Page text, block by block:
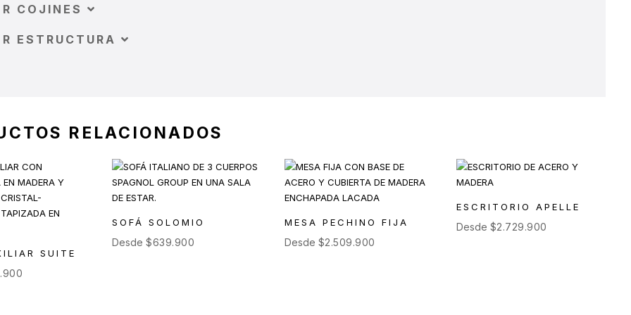
COJINES
ESTRUCTURA
RELACIONADOS
SUITE
SOFÁ SOLOMIO
Desde$639.900
MESA PECHINO FIJA
Desde $2.509.900
ESCRITORIO APELLE
Desde $2.729.900